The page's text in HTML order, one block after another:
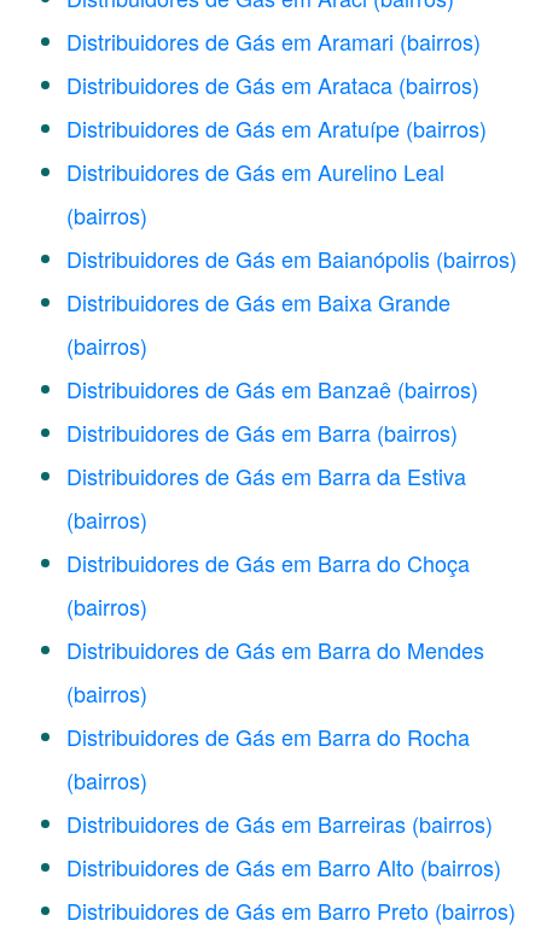
Distribuidores de Gás em Aramari (bairros)
Distribuidores de Gás em Arataca (bairros)
Distribuidores de Gás em Aratuípe (bairros)
Distribuidores de Gás em Aurelino Leal
(bairros)
Distribuidores de Gás em Baianópolis (bairros)
Distribuidores de Gás em Baixa Grande
(bairros)
Distribuidores de Gás em Banzaê (bairros)
Distribuidores de Gás em Barra (bairros)
Distribuidores de Gás em Barra da Estiva
(bairros)
Distribuidores de Gás em Barra do Choça
(bairros)
Distribuidores de Gás em Barra do Mendes
(bairros)
Distribuidores de Gás em Barra do Rocha
(bairros)
Distribuidores de Gás em Barreiras (bairros)
Distribuidores de Gás em Barro Alto (bairros)
Distribuidores de Gás em Barro Preto (bairros)